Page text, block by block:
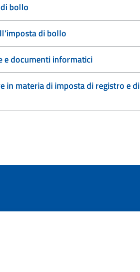
bollo
di bollo
e documenti informatici
in materia di imposta di registro e di